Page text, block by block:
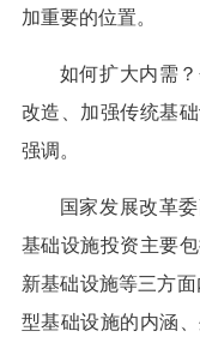
加重要的位置。
如何扩大内需
改造、加强传统基
强调。
国家发展改革
基础设施投资主要
新基础设施等三方
型基础设施的内涵